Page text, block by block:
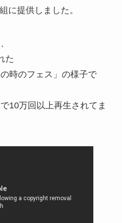
に提供しました。
た
時のフェス」の様子で
10万回以上再生されてま